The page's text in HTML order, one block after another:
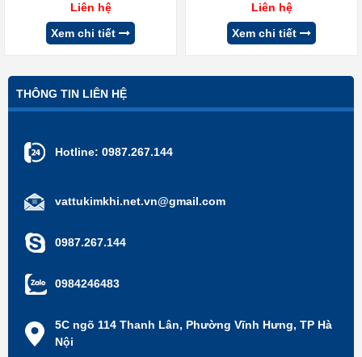
Liên hệ
Xem chi tiết
Liên hệ
Xem chi tiết
THÔNG TIN LIÊN HỆ
Hotline: 0987.267.144
vattukimkhi.net.vn@gmail.com
0987.267.144
0984246483
5C ngõ 114 Thanh Lân, Phường Vĩnh Hưng, TP Hà
Nội